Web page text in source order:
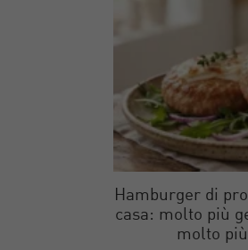
Hamburger di
casa: molto più
molto